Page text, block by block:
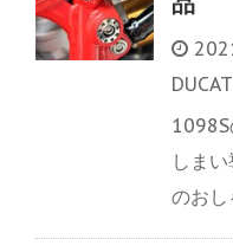
1098S
しま
のおし